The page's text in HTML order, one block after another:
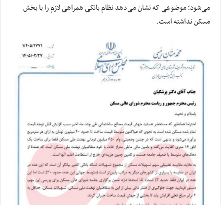
می‌شود؛ موضوعی که نشان می‌دهد نظام بانکی همراهی لازم را با بخش
مسکن نداشته است.